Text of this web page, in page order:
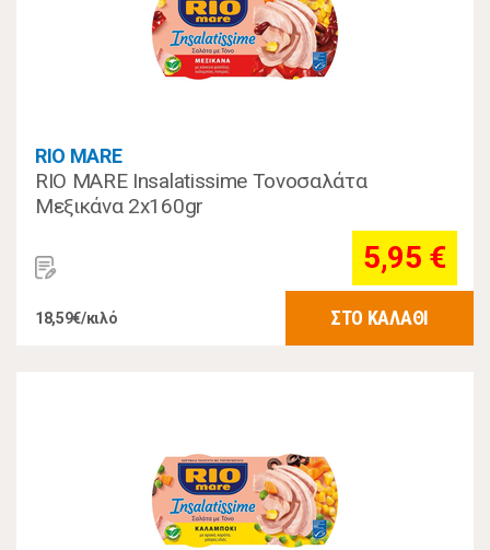
RIO MARE
RIO MARE Insalatissime Τονοσαλάτα
Μεξικάνα 2x160gr
5,95 €
18,59€/κιλό ΣΤΟ ΚΑΛΑΘΙ